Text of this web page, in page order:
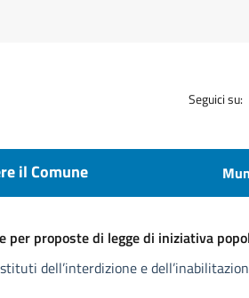
Seguici su:
il Comune
per proposte di legge di iniziativa
dell’interdizione e